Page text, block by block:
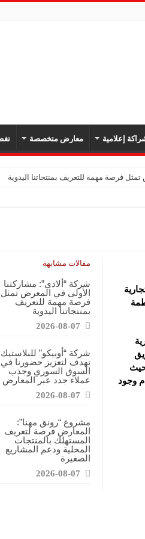
إعلامية معارض متخصصة
فرصة مهمة للتعريف بمنتجاتنا اليدوية
مقالات مشابهة
شركة “ألادي”: مشاركتنا
الأولى في المعرض تمثل
فرصة مهمة للتعريف
بمنتجاتنا اليدوية
2026-08-07
شركة “أوبيكو”
نهدف لتعزيز حضورنا في
السوق السوري وجذب
عملاء جدد عبر المعارض
2026-08-07
مشروع “رونق مهنا”:
المعارض فرصة لتعريف
المستهلك بالمنتجات
المحلية ودعم المشاريع
الصغيرة
2026-08-07
حريقاً طال 9 محال تجارية
تجارية
وجود